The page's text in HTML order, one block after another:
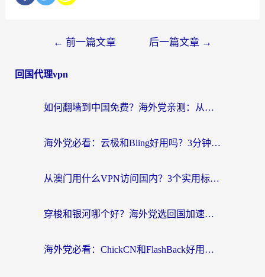
← 前一篇文章 后一篇文章 →
回国代理vpn
如何翻墙到中国免费？海外党亲测：从踩坑到选对加速器的全攻略
海外党必看：云极和Bling好用吗？3分钟教你选对回国加速器
从澳门用什么VPN访问国内？3个实用标准帮你避开坑，无缝刷剧听歌
穿梭和银河哪个好？海外党选回国加速器的避坑指南，附番茄加速器实测体验
海外党必看：ChickCN和FlashBack好用吗？3招教你选对回国加速器（附云极、HomeCN、斧牛vs艾果对比）